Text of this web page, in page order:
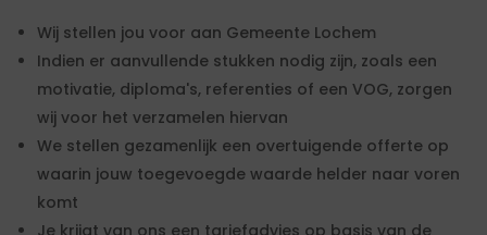
Wij stellen jou voor aan Gemeente Lochem
Indien er aanvullende stukken nodig zijn, zoals een
motivatie, diploma's, referenties of een VOG, zorgen
wij voor het verzamelen hiervan
We stellen gezamenlijk een overtuigende offerte op
waarin jouw toegevoegde waarde helder naar voren
komt
Je krijgt van ons een tariefadvies op basis van de